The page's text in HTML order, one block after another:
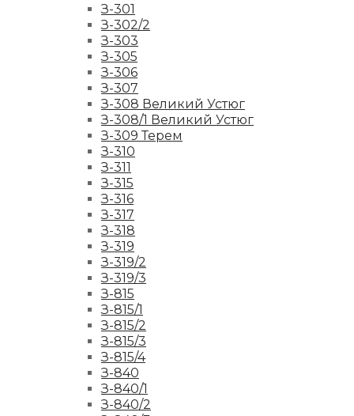
З-301
З-302/2
З-303
З-305
З-306
З-307
З-308 Великий Устюг
З-308/1 Великий Устюг
З-309 Терем
З-310
З-311
З-315
З-316
З-317
З-318
З-319
З-319/2
З-319/3
З-815
З-815/1
З-815/2
З-815/3
З-815/4
З-840
З-840/1
З-840/2